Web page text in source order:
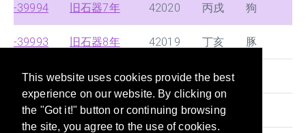
This website uses cookies provide the best
experience on our website. By clicking on
the "Got it!" button or continuing browsing
the site, you agree to the use of cookies.
-39994 旧石器7年 42020 丙戌 狗
-39993 旧石器8年 42019 丁亥 豚
-39992 旧石器9年 42018 戊子
-39991 旧石器10年 42017 己丑